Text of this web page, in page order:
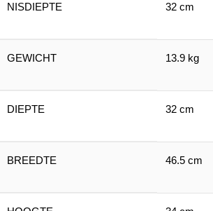
NISDIEPTE 32 cm
GEWICHT 13.9 kg
DIEPTE 32 cm
BREEDTE 46.5 cm